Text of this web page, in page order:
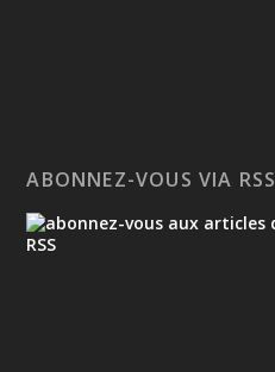
ABONNEZ-VOUS VIA RSS